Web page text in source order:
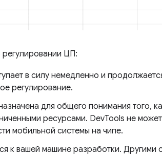
ЦП:
в силу немедленно и
регулирование.
для общего понимания того,
ресурсами. DevTools не
мобильной системы на чипе.
к вашей машине разработки. Другими